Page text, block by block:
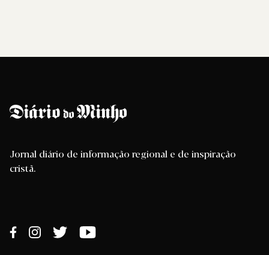
Jornal diário de informação regional e de inspiração
cristã.